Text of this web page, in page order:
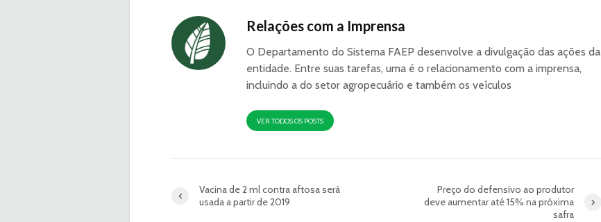
Relações com a Imprensa
O Departamento do Sistema FAEP desenvolve a divulgação das ações da
entidade. Entre suas tarefas, uma é o relacionamento com a imprensa,
incluindo a do setor agropecuário e também os veículos
VER TODOS OS POSTS
Vacina de 2 ml contra aftosa será
usada a partir de 2019
Preço do defensivo ao produtor
deve aumentar até 15% na próxima
safra